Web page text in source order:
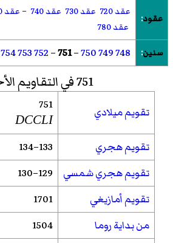
عقود:
عقد 720 عقد 730 عقد 740 – عقد 750
عقد 780
سنين:
748
749
750
–
751
–
752
753
754
751 في التقاويم الأخرى
تقويم ميلادي 751
DCCLI
تقويم هجري
133–134
تقويم هجري شمسي
129–130
تقويم أمازيغي
1701
من بداية روما
1504